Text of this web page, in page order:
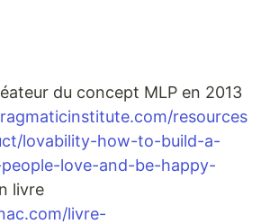
du concept MLP en 2013
resources
lovability-how-to-build-a-
love-and-be-happy-
livre
livre-